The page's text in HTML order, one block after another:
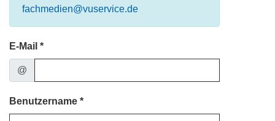
fachmedien@vuservice.de
E-Mail
@
Benutzername